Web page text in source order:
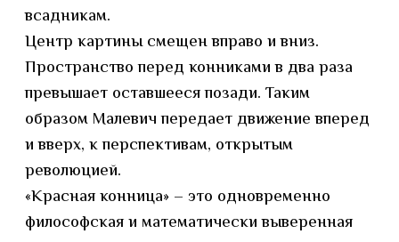
всадникам.
Центр картины смещен вправо и вниз.
Пространство перед конниками в два раза
превышает оставшееся позади. Таким
образом Малевич передает движение вперед
и вверх, к перспективам, открытым
революцией.
«Красная конница» – это одновременно
философская и математически выверенная